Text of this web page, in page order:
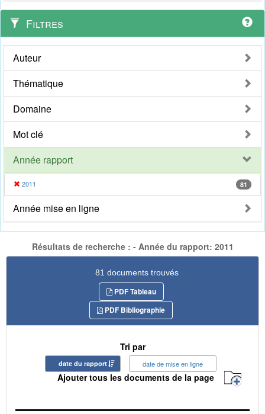
Filtres
Auteur
Thématique
Domaine
Mot clé
Année rapport
2011 81
Année mise en ligne
Résultats de recherche : - Année du rapport: 2011
81 documents trouvés
PDF Tableau
PDF Bibliographie
Tri par
date du rapport date de mise en ligne
Ajouter tous les documents de la page